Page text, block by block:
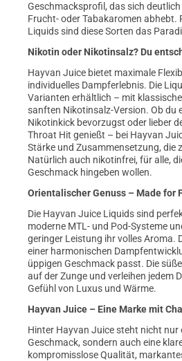
Geschmacksprofil, das sich
Frucht- oder Tabakaromen abhebt.
Liquids sind diese Sorten das
Nikotin oder Nikotinsalz? Du
Hayvan Juice bietet maximale
individuelles Dampferlebnis. Die
Varianten erhältlich – mit
sanften Nikotinsalz-Version. Ob du
Nikotinkick bevorzugst oder lieber
Throat Hit genießt – bei Hayvan
Stärke und Zusammensetzung, die
Natürlich auch nikotinfrei, für alle,
Geschmack hingeben wollen.
Orientalischer Genuss – Made for
Die Hayvan Juice Liquids sind
moderne MTL- und Pod-Systeme
geringer Leistung ihr volles Aroma.
einer harmonischen
üppigen Geschmack passt. Die
auf der Zunge und verleihen jedem
Gefühl von Luxus und Wärme.
Hayvan Juice – Eine Marke mit
Hinter Hayvan Juice steht nicht nur
Geschmack, sondern auch eine
kompromisslose Qualität,